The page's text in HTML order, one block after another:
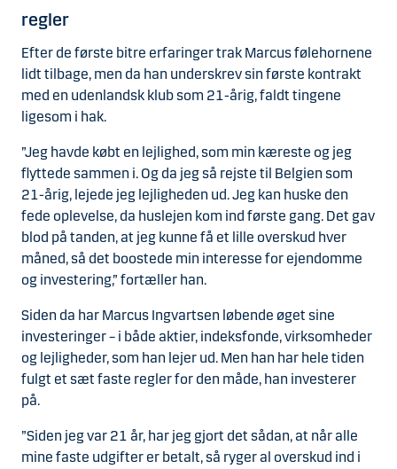
regler
Efter de første bitre erfaringer trak Marcus følehornene
lidt tilbage, men da han underskrev sin første kontrakt
med en udenlandsk klub som 21-årig, faldt tingene
ligesom i hak.
”Jeg havde købt en lejlighed, som min kæreste og jeg
flyttede sammen i. Og da jeg så rejste til Belgien som
21-årig, lejede jeg lejligheden ud. Jeg kan huske den
fede oplevelse, da huslejen kom ind første gang. Det gav
blod på tanden, at jeg kunne få et lille overskud hver
måned, så det boostede min interesse for ejendomme
og investering,” fortæller han.
Siden da har Marcus Ingvartsen løbende øget sine
investeringer – i både aktier, indeksfonde, virksomheder
og lejligheder, som han lejer ud. Men han har hele tiden
fulgt et sæt faste regler for den måde, han investerer
på.
”Siden jeg var 21 år, har jeg gjort det sådan, at når alle
mine faste udgifter er betalt, så ryger al overskud ind i